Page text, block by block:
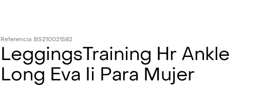
Referencia: BS210021582
LeggingsTraining Hr Ankle
Long Eva Ii Para Mujer